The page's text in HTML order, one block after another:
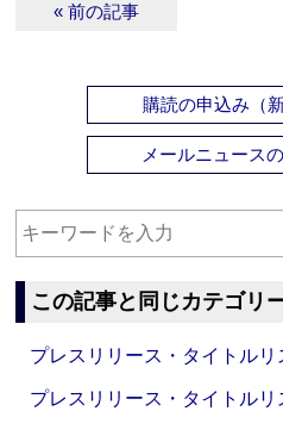
« 前の記事
購読の申込み（
メールニュース
この記事と同じカテゴリ
プレスリリース・タイトル
プレスリリース・タイトル